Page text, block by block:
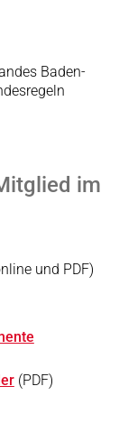
Baden-
im
und PDF)
(PDF)